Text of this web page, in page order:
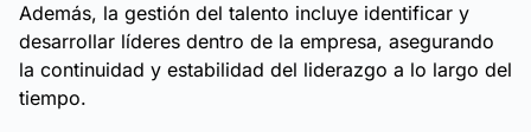
Además, la gestión del talento incluye identificar y
desarrollar líderes dentro de la empresa, asegurando
la continuidad y estabilidad del liderazgo a lo largo del
tiempo.